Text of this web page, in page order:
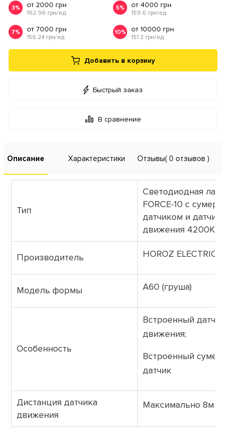
3% от 2000 грн
162.96 грн/ед.
5% от 4000 грн
159.6 грн/ед.
7% от 7000 грн
156.24 грн/ед.
10% от 10000 грн
151.2 грн/ед.
Добавить в корзину
Быстрый заказ
В сравнение
Описание Характеристики Отзывы( 0 отзывов )
Тип
Светодиодная
FORCE-10 с
датчиком и
движения 4200K
Производитель HOROZ ELECTRIC
Модель формы А60 (груша)
Особенность
Встроенный датчик
движения;
Встроенный
датчик
Дистанция датчика
движения
Максимально 8м